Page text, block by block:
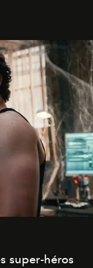
super-héros